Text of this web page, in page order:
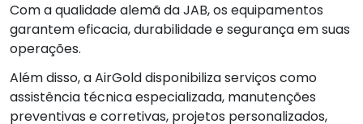
Com a qualidade alemã da JAB, os equipamentos
garantem eficacia, durabilidade e segurança em suas
operações.
Além disso, a AirGold disponibiliza serviços como
assistência técnica especializada, manutenções
preventivas e corretivas, projetos personalizados,